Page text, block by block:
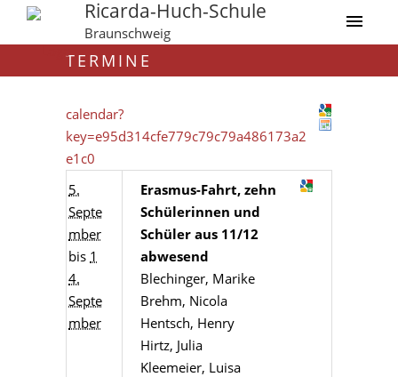
Ricarda-Huch-Schule
Braunschweig
TERMINE
calendar?
key=e95d314cfe779c79c79a486173a2
e1c0
5.
Septe
mber
bis 1
4.
Septe
mber
Erasmus-Fahrt, zehn
Schülerinnen und
Schüler aus 11/12
abwesend
Blechinger, Marike
Brehm, Nicola
Hentsch, Henry
Hirtz, Julia
Kleemeier, Luisa